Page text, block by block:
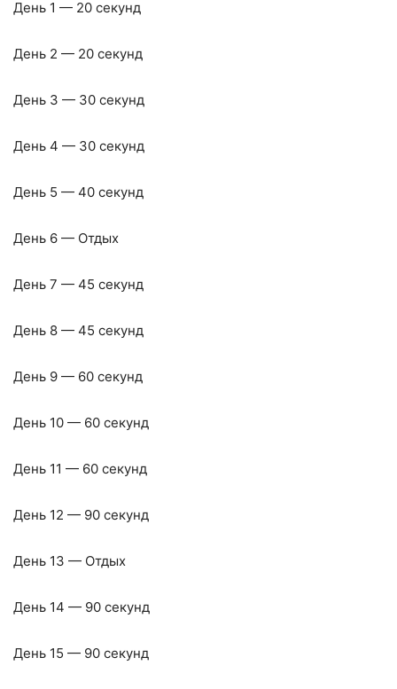
День 1 — 20 секунд
День 2 — 20 секунд
День 3 — 30 секунд
День 4 — 30 секунд
День 5 — 40 секунд
День 6 — Отдых
День 7 — 45 секунд
День 8 — 45 секунд
День 9 — 60 секунд
День 10 — 60 секунд
День 11 — 60 секунд
День 12 — 90 секунд
День 13 — Отдых
День 14 — 90 секунд
День 15 — 90 секунд